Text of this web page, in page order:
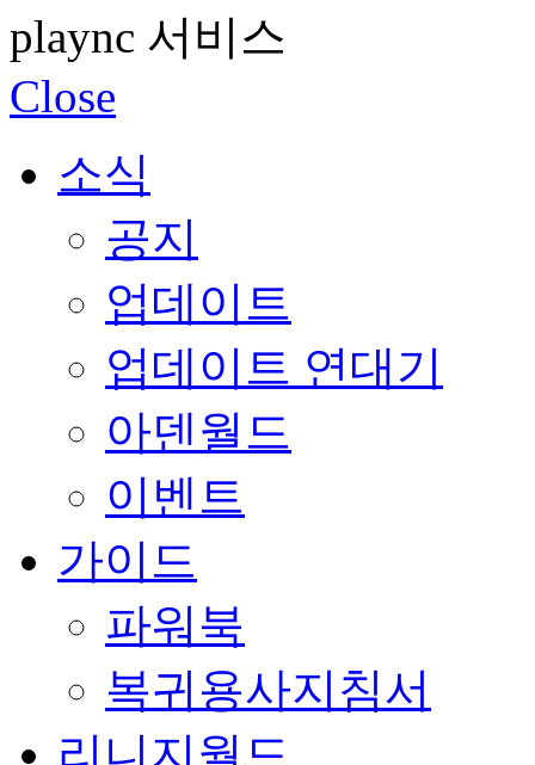
plaync 서비스
Close
소식
공지
업데이트
업데이트 연대기
아덴월드
이벤트
가이드
파워북
복귀용사지침서
리니지월드